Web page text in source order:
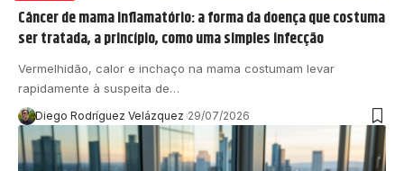
Câncer de mama inflamatório: a forma da doença que costuma
ser tratada, a princípio, como uma simples infecção
Vermelhidão, calor e inchaço na mama costumam levar
rapidamente à suspeita de…
Diego Rodríguez Velázquez 29/07/2026